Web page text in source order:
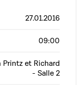
27.01.2016
09:00
Printz et Richard
- Salle 2